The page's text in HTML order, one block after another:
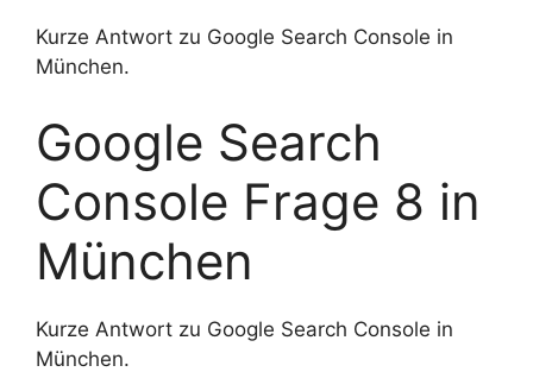
Kurze Antwort zu Google Search Console in
München.
Google Search
Console Frage 8 in
München
Kurze Antwort zu Google Search Console in
München.